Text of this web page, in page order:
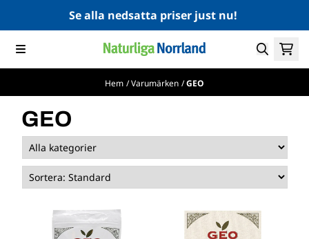
Hoppa till innehållSe alla nedsatta priser just nu!
Hem /Varumärken /GEO
GEO